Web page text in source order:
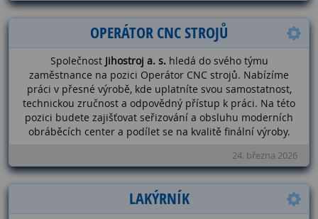
OPERÁTOR CNC STROJŮ
Společnost Jihostroj a. s.hledá do svého týmu
zaměstnance na pozici Operátor CNC strojů. Nabízíme
práci v přesné výrobě, kde uplatníte svou samostatnost,
technickou zručnost a odpovědný přístup k práci. Na této
pozici budete zajišťovat seřizování a obsluhu moderních
obráběcích center a podílet se na kvalitě finální výroby.
24. března 2026
LAKÝRNÍK